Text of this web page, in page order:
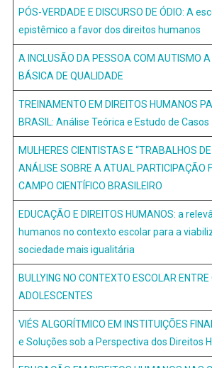
PÓS-VERDADE E DISCURSO DE ÓDIO: A
epistêmico a favor dos direitos humanos
A INCLUSÃO DA PESSOA COM AUTISMO
BÁSICA DE QUALIDADE
TREINAMENTO EM DIREITOS HUMANOS
BRASIL: Análise Teórica e Estudo de Casos
MULHERES CIENTISTAS E “TRABALHOS
ANÁLISE SOBRE A ATUAL PARTICIPAÇÃO
CAMPO CIENTÍFICO BRASILEIRO
EDUCAÇÃO E DIREITOS HUMANOS: a
humanos no contexto escolar para a
sociedade mais igualitária
BULLYING NO CONTEXTO ESCOLAR
ADOLESCENTES
VIÉS ALGORÍTMICO EM INSTITUIÇÕES
e Soluções sob a Perspectiva dos Direitos